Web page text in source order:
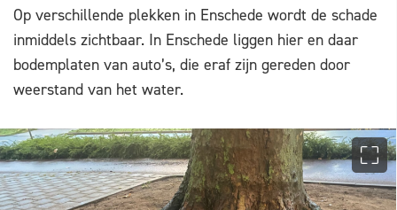
Op verschillende plekken in Enschede wordt de schade
inmiddels zichtbaar. In Enschede liggen hier en daar
bodemplaten van auto’s, die eraf zijn gereden door
weerstand van het water.